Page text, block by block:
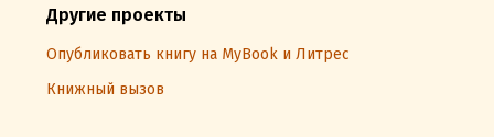
Другие проекты
Опубликовать книгу на MyBook и Литрес
Книжный вызов